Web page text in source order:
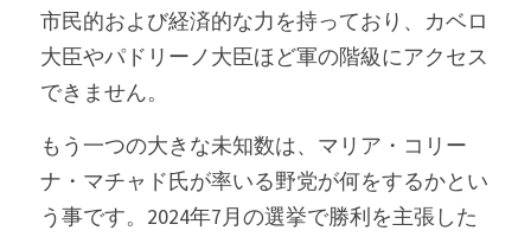
市民的および経済的な力を持っており、カベロ
大臣やパドリーノ大臣ほど軍の階級にアクセス
できません。
もう一つの大きな未知数は、マリア・コリー
ナ・マチャド氏が率いる野党が何をするかとい
う事です。2024年7月の選挙で勝利を主張した